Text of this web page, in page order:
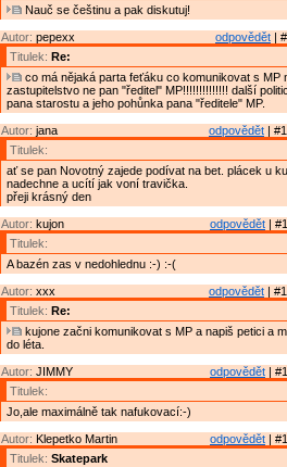
Nauč se češtinu a pak diskutuj!
odpovědět |
Autor: pepexx
Titulek: Re:
co má nějaká parta feťáku co komunikovat s MP
zastupitelstvo ne pan "ředitel" MP!!!!!!!!!!!!!! další
pana starostu a jeho pohůnka pana "ředitele" MP.
odpovědět |
Autor: jana
Titulek:
ať se pan Novotný zajede podívat na bet. plácek u
nadechne a ucítí jak voní travička.
přeji krásný den
odpovědět |
Autor: kujon
Titulek:
A bazén zas v nedohlednu :-) :-(
odpovědět |
Autor: xxx
Titulek: Re:
kujone začni komunikovat s MP a napiš petici a
do léta.
odpovědět |
Autor: JIMMY
Titulek:
Jo,ale maximálně tak nafukovací:-)
odpovědět |
Autor: Klepetko Martin
Titulek: Skatepark